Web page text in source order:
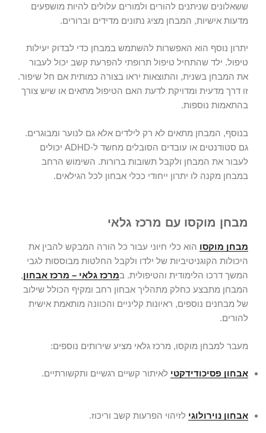
ששאלונים שניתנים להורים ולמורים עלולים להיות מושפעים
מדעות אישיות, המבחן מציג נתונים מדידים וברורים.
יתרון נוסף הוא האפשרות להשתמש במבחן כדי לבדוק יעילות
טיפול. ילד שהתחיל טיפול תרופתי להפרעת קשב יכול לעבור
את המבחן בשנית, והתוצאות יראו בצורה כמותית אם חל שיפור.
זו דרך מדעית ומדויקת לדעת האם הטיפול מתאים או שיש צורך
בהתאמות נוספות.
בנוסף, המבחן מתאים לא רק לילדים אלא גם לנוער ומבוגרים.
גם סטודנטים או עובדים הסובלים מחשד ל-ADHD יכולים
לעבור את המבחן ולקבל תשובות ברורות. השימוש הרחב
במבחן מקנה לו יתרון ייחודי ככלי אבחון לכל הגילאים.
מבחן מוקסו עם מרכז גלאי
מבחן מוקסו הוא כלי חיוני עבור כל הורה המבקש להבין את
היכולות הקוגניטיביות של ילדו ולקבל החלטות מבוססות לגבי
המשך דרכו הלימודית והטיפולית. במרכז גלאי – מרכז אבחון,
המבחן מתבצע כחלק מתהליך אבחון רחב ומקיף הכולל שילוב
של מבחנים נוספים, ראיונות קליניים והכוונה מותאמת אישית
להורים.
מעבר למבחן מוקסו, מרכז גלאי מציע שירותים נוספים:
אבחון פסיכודידקטי לאיתור קשיים רגשיים ותקשורתיים.
אבחון נוירולוגי לזיהוי הפרעות קשב וריכוז.